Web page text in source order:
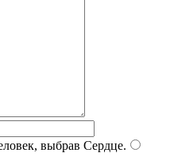
выбрав Сердце.